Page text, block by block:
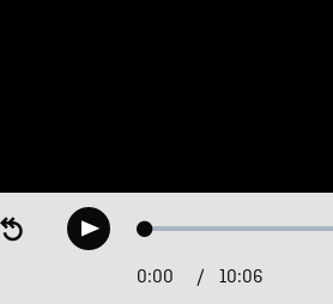
Seek
backwardPlay Loaded:
Current
0:00 / Duration
10:06